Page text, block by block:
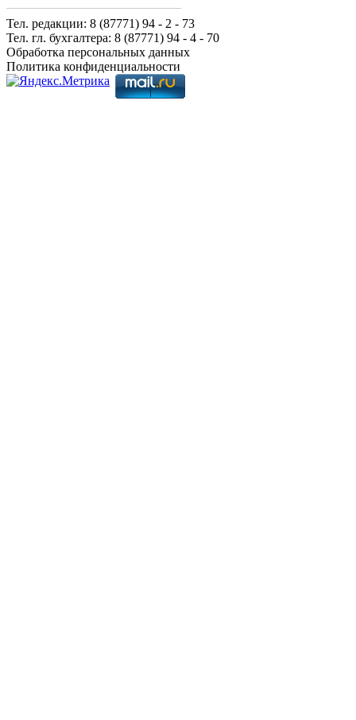
Тел. редакции: 8 (87771) 94 - 2 - 73
Тел. гл. бухгалтера: 8 (87771) 94 - 4 - 70
Обработка персональных данных
Политика конфиденциальности